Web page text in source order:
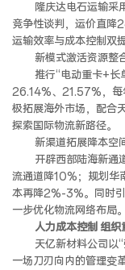
隆庆达电石运输采
竞争性谈判，运价直降
运输效率与成本控制双提
新模式激活资源整
推行“电动重卡+长
26.14%、21.57%，每
极拓展海外市场，配合
探索国际物流新路径。
新渠道拓展降本空
开辟西部陆海新通
流通道降10%；规划华
本再降2%-3%。同时
一步优化物流网络布局。
人力成本控制 组织
天亿新材料公司以
一场刀刃向内的管理变